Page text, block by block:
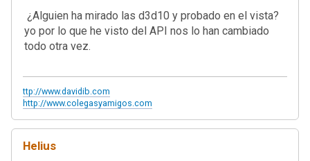
¿Alguien ha mirado las d3d10 y probado en el vista?
yo por lo que he visto del API nos lo han cambiado
todo otra vez.
ttp://www.davidib.com
http://www.colegasyamigos.com
Helius